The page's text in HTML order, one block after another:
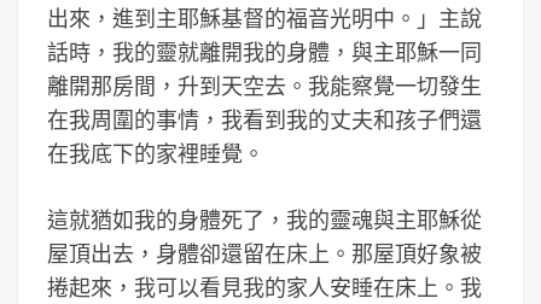
出來，進到主耶穌基督的福音光明中。」主說
話時，我的靈就離開我的身體，與主耶穌一同
離開那房間，升到天空去。我能察覺一切發生
在我周圍的事情，我看到我的丈夫和孩子們還
在我底下的家裡睡覺。
這就猶如我的身體死了，我的靈魂與主耶穌從
屋頂出去，身體卻還留在床上。那屋頂好象被
捲起來，我可以看見我的家人安睡在床上。我